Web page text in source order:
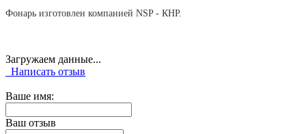
Фонарь изготовлен компанией NSP - КНР.
Загружаем данные...
Написать отзыв
Ваше имя:
Ваш отзыв